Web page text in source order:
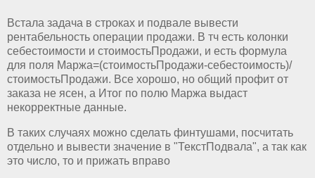
Встала задача в строках и подвале вывести
рентабельность операции продажи. В тч есть колонки
себестоимости и стоимостьПродажи, и есть формула
для поля Маржа=(стоимостьПродажи-себестоимость)/
стоимостьПродажи. Все хорошо, но общий профит от
заказа не ясен, а Итог по полю Маржа выдаст
некорректные данные.
В таких случаях можно сделать финтушами, посчитать
отдельно и вывести значение в "ТекстПодвала", а так как
это число, то и прижать вправо